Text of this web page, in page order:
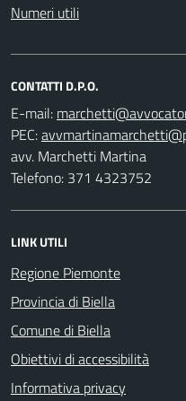
Numeri utili
CONTATTI D.P.O.
E-mail:
PEC:
avv. Marchetti Martina
Telefono: 371 4323752
LINK UTILI
Regione Piemonte
Provincia di Biella
Comune di Biella
Obiettivi di accessibilità
Informativa privacy